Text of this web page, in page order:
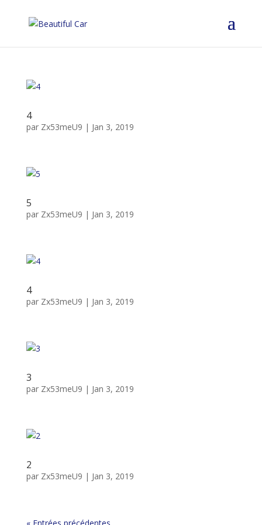
4
par Zx53meU9 | Jan 3, 2019
5
par Zx53meU9 | Jan 3, 2019
4
par Zx53meU9 | Jan 3, 2019
3
par Zx53meU9 | Jan 3, 2019
2
par Zx53meU9 | Jan 3, 2019